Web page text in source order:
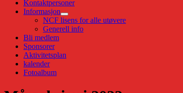
Kontaktpersoner
Informasjon
Show
sub
menu
NCF lisens for alle utøvere
Generell info
Bli medlem
Sponsorer
Aktivitetsplan
kalender
Fotoalbum